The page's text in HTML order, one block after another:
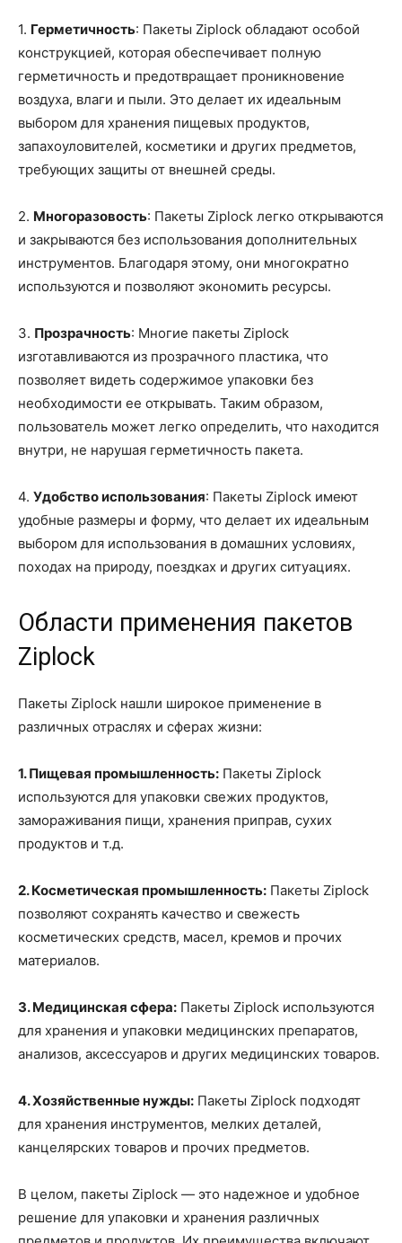
1. Герметичность: Пакеты Ziplock обладают особой
конструкцией, которая обеспечивает полную
герметичность и предотвращает проникновение
воздуха, влаги и пыли. Это делает их идеальным
выбором для хранения пищевых продуктов,
запахоуловителей, косметики и других предметов,
требующих защиты от внешней среды.
2. Многоразовость: Пакеты Ziplock легко открываются
и закрываются без использования дополнительных
инструментов. Благодаря этому, они многократно
используются и позволяют экономить ресурсы.
3. Прозрачность: Многие пакеты Ziplock
изготавливаются из прозрачного пластика, что
позволяет видеть содержимое упаковки без
необходимости ее открывать. Таким образом,
пользователь может легко определить, что находится
внутри, не нарушая герметичность пакета.
4. Удобство использования: Пакеты Ziplock имеют
удобные размеры и форму, что делает их идеальным
выбором для использования в домашних условиях,
походах на природу, поездках и других ситуациях.
Области применения пакетов
Ziplock
Пакеты Ziplock нашли широкое применение в
различных отраслях и сферах жизни:
1. Пищевая промышленность: Пакеты Ziplock
используются для упаковки свежих продуктов,
замораживания пищи, хранения приправ, сухих
продуктов и т.д.
2. Косметическая промышленность: Пакеты Ziplock
позволяют сохранять качество и свежесть
косметических средств, масел, кремов и прочих
материалов.
3. Медицинская сфера: Пакеты Ziplock используются
для хранения и упаковки медицинских препаратов,
анализов, аксессуаров и других медицинских товаров.
4. Хозяйственные нужды: Пакеты Ziplock подходят
для хранения инструментов, мелких деталей,
канцелярских товаров и прочих предметов.
В целом, пакеты Ziplock — это надежное и удобное
решение для упаковки и хранения различных